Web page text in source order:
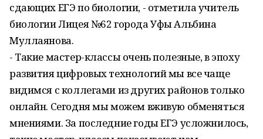
сдающих ЕГЭ по биологии, - отметила учитель
биологии Лицея №62 города Уфы Альбина
Муллаянова.
- Такие мастер-классы очень полезные, в эпоху
развития цифровых технологий мы все чаще
видимся с коллегами из других районов только
онлайн. Сегодня мы можем вживую обменяться
мнениями. За последние годы ЕГЭ усложнилось,